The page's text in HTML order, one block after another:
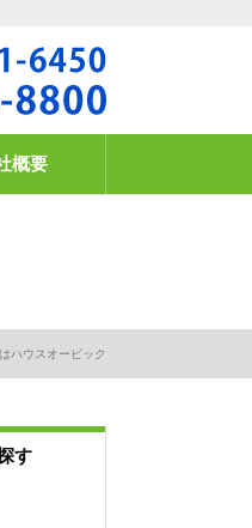
概要
ハウスオービック
す